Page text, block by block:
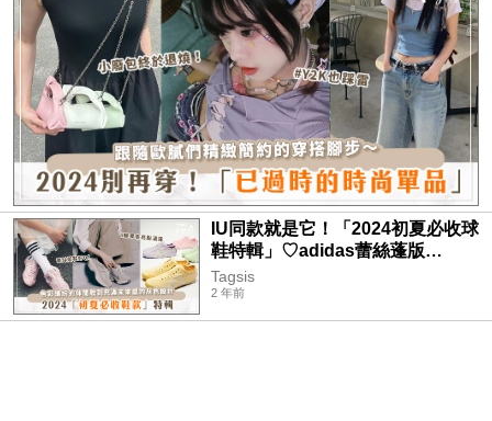
IU同款就是它！「2024初夏必收球
鞋特輯」♡adidas蕾絲蓬版
samba、鬼塚虎夢幻糖果色好燒好
夢幻～
Tagsis
2 年前